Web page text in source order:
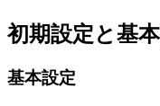
初期設定と基
基本設定